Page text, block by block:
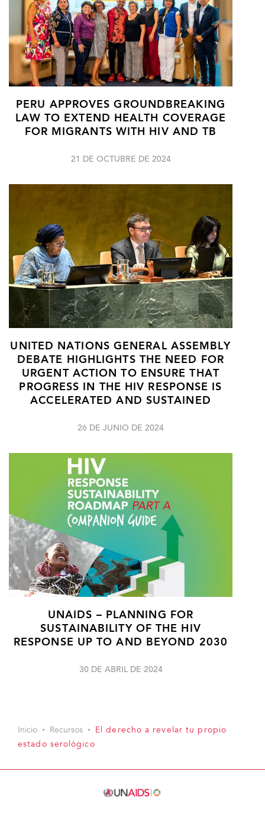
PERU APPROVES GROUNDBREAKING
LAW TO EXTEND HEALTH COVERAGE
FOR MIGRANTS WITH HIV AND TB
21 DE OCTUBRE DE 2024
UNITED NATIONS GENERAL ASSEMBLY
DEBATE HIGHLIGHTS THE NEED FOR
URGENT ACTION TO ENSURE THAT
PROGRESS IN THE HIV RESPONSE IS
ACCELERATED AND SUSTAINED
26 DE JUNIO DE 2024
UNAIDS – PLANNING FOR
SUSTAINABILITY OF THE HIV
RESPONSE UP TO AND BEYOND 2030
30 DE ABRIL DE 2024
Inicio Recursos
El derecho a revelar tu propio
estado serológico